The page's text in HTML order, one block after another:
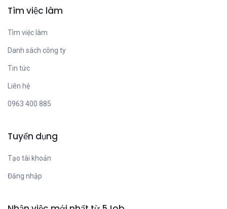
Tìm việc làm
Tìm việc làm
Danh sách công ty
Tin tức
Liên hệ
0963 400 885
Tuyển dụng
Tạo tài khoản
Đăng nhập